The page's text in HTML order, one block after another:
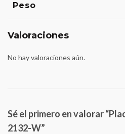
Peso
Valoraciones
No hay valoraciones aún.
Sé el primero en valorar
2132-W”